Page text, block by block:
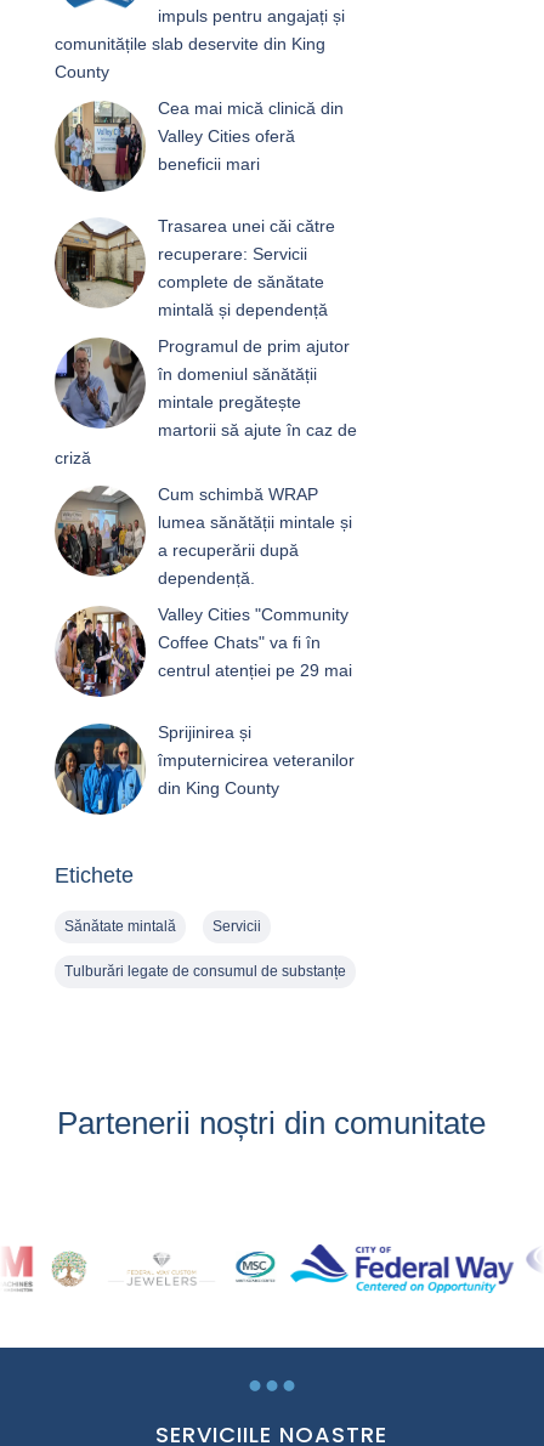
impuls pentru angajați și
comunitățile slab deservite din King
County
Cea mai mică clinică din
Valley Cities oferă
beneficii mari
Trasarea unei căi către
recuperare: Servicii
complete de sănătate
mintală și dependență
Programul de prim ajutor
în domeniul sănătății
mintale pregătește
martorii să ajute în caz de
criză
Cum schimbă WRAP
lumea sănătății mintale și
a recuperării după
dependență.
Valley Cities "Community
Coffee Chats" va fi în
centrul atenției pe 29 mai
Sprijinirea și
împuternicirea veteranilor
din King County
Etichete
Sănătate mintală Servicii
Tulburări legate de consumul de substanțe
Partenerii noștri din comunitate
...
SERVICIILE NOASTRE